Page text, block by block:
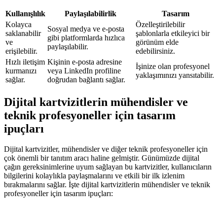
Kullanışlılık Paylaşılabilirlik
Tasarım
Kolayca
saklanabilir
ve
erişilebilir.
Sosyal medya ve e-posta
gibi platformlarda hızlıca
paylaşılabilir.
Özelleştirilebilir
şablonlarla etkileyici bir
görünüm elde
edebilirsiniz.
Hızlı iletişim
kurmanızı
sağlar.
Kişinin e-posta adresine
veya LinkedIn profiline
doğrudan bağlantı sağlar.
İşinize olan profesyonel
yaklaşımınızı yansıtabilir.
Dijital kartvizitlerin mühendisler ve
teknik profesyoneller için tasarım
ipuçları
Dijital kartvizitler, mühendisler ve diğer teknik profesyoneller için
çok önemli bir tanıtım aracı haline gelmiştir. Günümüzde dijital
çağın gereksinimlerine uyum sağlayan bu kartvizitler, kullanıcıların
bilgilerini kolaylıkla paylaşmalarını ve etkili bir ilk izlenim
bırakmalarını sağlar. İşte dijital kartvizitlerin mühendisler ve teknik
profesyoneller için tasarım ipuçları: